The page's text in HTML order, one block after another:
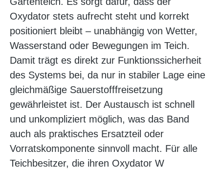
Oxydator stets aufrecht steht und korrekt
positioniert bleibt – unabhängig von Wetter,
Wasserstand oder Bewegungen im Teich.
Damit trägt es direkt zur Funktionssicherheit
des Systems bei, da nur in stabiler Lage eine
gleichmäßige Sauerstofffreisetzung
gewährleistet ist. Der Austausch ist schnell
und unkompliziert möglich, was das Band
auch als praktisches Ersatzteil oder
Vorratskomponente sinnvoll macht. Für alle
Teichbesitzer, die ihren Oxydator W